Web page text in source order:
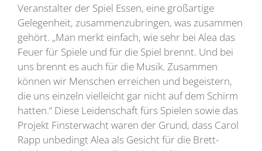
Veranstalter der Spiel Essen, eine großartige
Gelegenheit, zusammenzubringen, was zusammen
gehört. „Man merkt einfach, wie sehr bei Alea das
Feuer für Spiele und für die Spiel brennt. Und bei
uns brennt es auch für die Musik. Zusammen
können wir Menschen erreichen und begeistern,
die uns einzeln vielleicht gar nicht auf dem Schirm
hatten.“ Diese Leidenschaft fürs Spielen sowie das
Projekt Finsterwacht waren der Grund, dass Carol
Rapp unbedingt Alea als Gesicht für die Brett-